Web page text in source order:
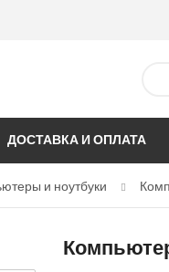
ДОСТАВКА И ОПЛАТА
и ноутбуки